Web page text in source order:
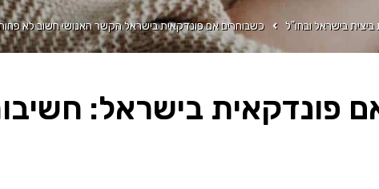
בישראל ובחו"ל כשבוחרים אם פונדקאית בישראל הקשר האנושי חשוב לא
פונדקאית בישראל: